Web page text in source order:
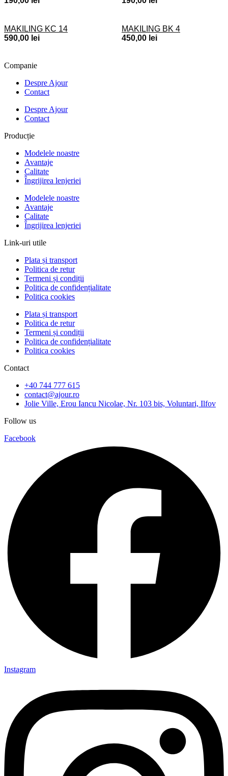
MAKILING KC 14
590,00 lei
MAKILING BK 4
450,00 lei
Companie
Despre Ajour
Contact
Despre Ajour
Contact
Producție
Modelele noastre
Avantaje
Calitate
Îngrijirea lenjeriei
Modelele noastre
Avantaje
Calitate
Îngrijirea lenjeriei
Link-uri utile
Plata și transport
Politica de retur
Termeni și condiții
Politica de confidențialitate
Politica cookies
Plata și transport
Politica de retur
Termeni și condiții
Politica de confidențialitate
Politica cookies
Contact
+40 744 777 615
contact@ajour.ro
Jolie Ville, Erou Iancu Nicolae, Nr. 103 bis, Voluntari, Ilfov
Follow us
Facebook
Instagram